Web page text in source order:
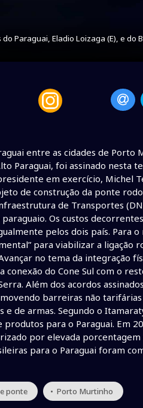
Paraguai, Eladio Loizaga (E), e do
entre as cidades de Porto
Paraguai, foi assinado nesta
em exercício, Michel
de construção da ponte
de Transportes
Os custos
pelos dois país. Para
para viabilizar a
no tema da integração
do Cone Sul com o
Além dos acordos
barreiras não
de armas. Segundo o
para o Paraguai. Em
por elevada
para o Paraguai foram
ponte • Porto Murtinho